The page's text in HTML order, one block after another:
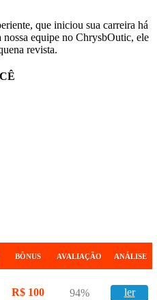
que iniciou sua carreira há
nossa equipe no ChrysbOutic, ele
revista.
BÔNUS AVALIAÇÃO ANÁLISE
R$ 100 94% ler